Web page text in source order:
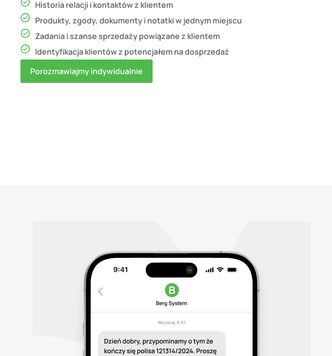
Historia relacji i kontaktów z klientem
Produkty, zgody, dokumenty i notatki w jednym miejscu
Zadania i szanse sprzedaży powiązane z klientem
Identyfikacja klientów z potencjałem na dosprzedaż
Porozmawiajmy indywidualnie